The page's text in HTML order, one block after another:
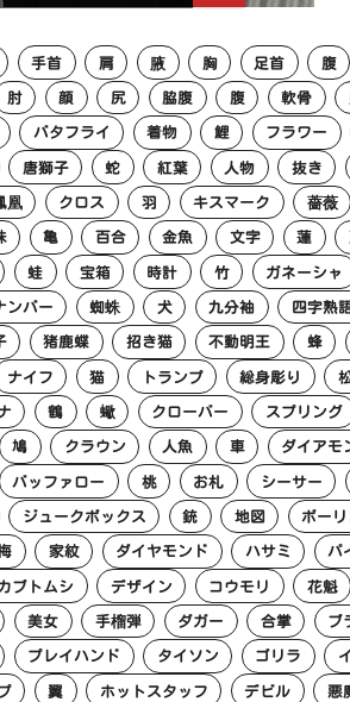
手首 肩 腋 胸 足首 腹
肘 顔 尻 脇腹 腹 軟骨
バタフライ 着物 鯉 フラワー
唐獅子 蛇 紅葉 人物 抜き
凰 クロス 羽 キスマーク 薔薇
亀 百合 金魚 文字 蓮
蛙 宝箱 時計 竹 ガネーシャ
ンバー 蜘蛛 犬 九分袖 四字熟
猪鹿蝶 招き猫 不動明王 蜂
ナイフ 猫 トランプ 総身彫り
鶴 蠍 クローバー スプリング
鳩 クラウン 人魚 車 ダイアモ
バッファロー 桃 お札 シーサー
ジュークボックス 銃 地図 ボー
家紋 ダイヤモンド ハサミ パ
ブトムシ デザイン コウモリ 花魁
美女 手榴弾 ダガー 合掌 ブ
プレイハンド タイソン ゴリラ
翼 ホットスタッフ デビル 悪